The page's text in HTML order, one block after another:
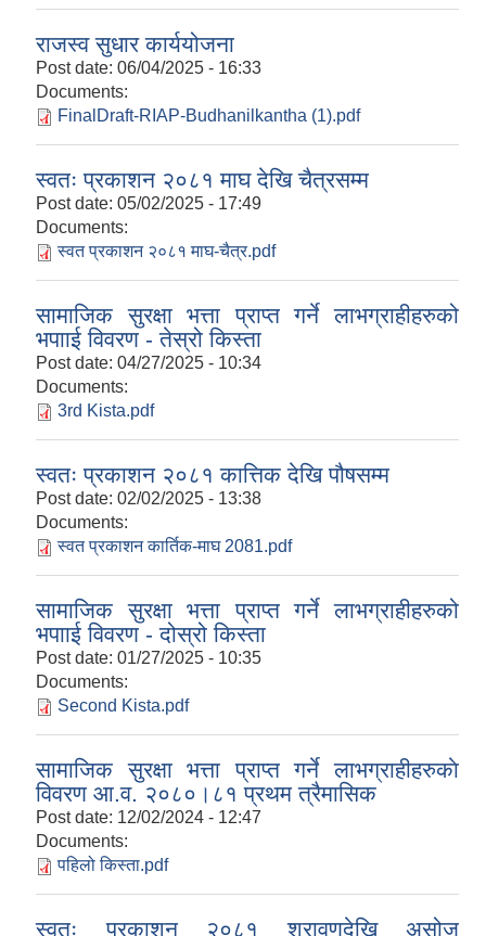
राजस्व सुधार कार्ययोजना
Post date: 06/04/2025 - 16:33
Documents:
FinalDraft-RIAP-Budhanilkantha (1).pdf
स्वतः प्रकाशन २०८१ माघ देखि चैत्रसम्म
Post date: 05/02/2025 - 17:49
Documents:
स्वत प्रकाशन २०८१ माघ-चैत्र.pdf
सामाजिक सुरक्षा भत्ता प्राप्त गर्ने लाभग्राहीहरुको
भपााई विवरण - तेस्रो किस्ता
Post date: 04/27/2025 - 10:34
Documents:
3rd Kista.pdf
स्वतः प्रकाशन २०८१ कात्तिक देखि पौषसम्म
Post date: 02/02/2025 - 13:38
Documents:
स्वत प्रकाशन कार्तिक-माघ 2081.pdf
सामाजिक सुरक्षा भत्ता प्राप्त गर्ने लाभग्राहीहरुको
भपााई विवरण - दोस्रो किस्ता
Post date: 01/27/2025 - 10:35
Documents:
Second Kista.pdf
सामाजिक सुरक्षा भत्ता प्राप्त गर्ने लाभग्राहीहरुकाे
विवरण आ.व. २०८०।८१ प्रथम त्रैमासिक
Post date: 12/02/2024 - 12:47
Documents:
पहिलो किस्ता.pdf
स्वतः प्रकाशन २०८१ श्रावणदेखि असोज